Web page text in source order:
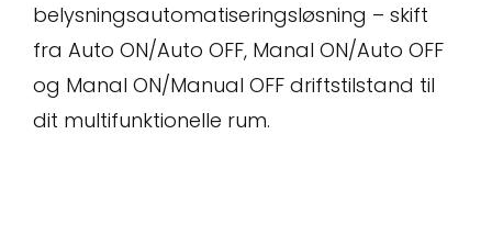
belysningsautomatiseringsløsning – skift
fra Auto ON/Auto OFF, Manal ON/Auto OFF
og Manal ON/Manual OFF driftstilstand til
dit multifunktionelle rum.